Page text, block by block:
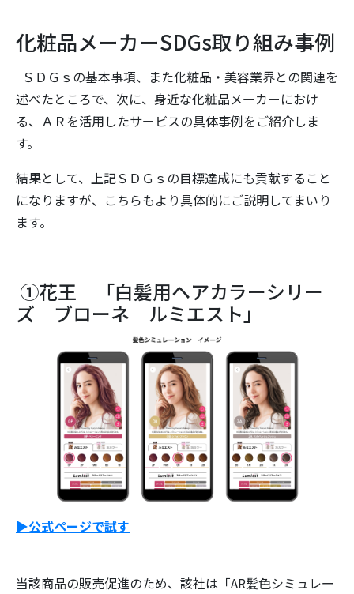
化粧品メーカーSDGs取り組み事例
ＳＤＧｓの基本事項、また化粧品・美容業界との関連を
述べたところで、次に、身近な化粧品メーカーにおけ
る、ＡＲを活用したサービスの具体事例をご紹介しま
す。
結果として、上記ＳＤＧｓの目標達成にも貢献すること
になりますが、こちらもより具体的にご説明してまいり
ます。
①花王 「白髪用ヘアカラーシリー
ズ ブローネ ルミエスト」
▶公式ページで試す
当該商品の販売促進のため、該社は「AR髪色シミュレー